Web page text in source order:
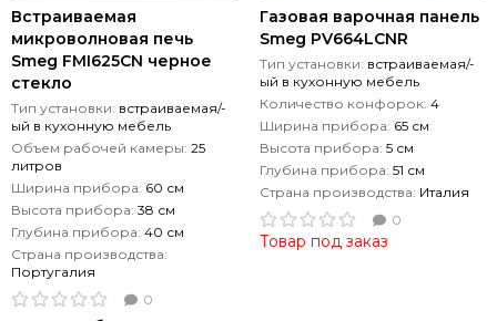
Встраиваемая
микроволновая печь
Smeg FMI625CN черное
стекло
Тип установки: встраиваемая/-
ый в кухонную мебель
Объем рабочей камеры: 25
литров
Ширина прибора: 60 см
Высота прибора: 38 см
Глубина прибора: 40 см
Страна производства:
Португалия
0
Газовая варочная панель
Smeg PV664LCNR
Тип установки: встраиваемая/-
ый в кухонную мебель
Количество конфорок: 4
Ширина прибора: 65 см
Высота прибора: 5 см
Глубина прибора: 51 см
Страна производства: Италия
0
Товар под заказ